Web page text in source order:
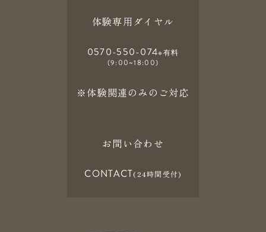
体験専用ダイヤル
0570-550-074※有料
(9:00~18:00)
※体験関連のみのご対応
お問い合わせ
CONTACT(24時間受付)